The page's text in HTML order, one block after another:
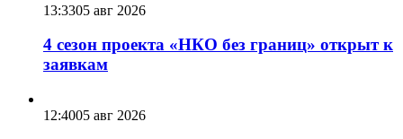
13:3305 авг 2026
4 сезон проекта «НКО без границ» открыт к
заявкам
12:4005 авг 2026